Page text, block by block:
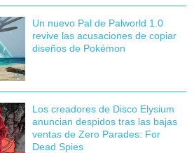
Un nuevo Pal de Palworld 1.0
revive las acusaciones de copiar
diseños de Pokémon
Los creadores de Disco Elysium
anuncian despidos tras las bajas
ventas de Zero Parades: For
Dead Spies